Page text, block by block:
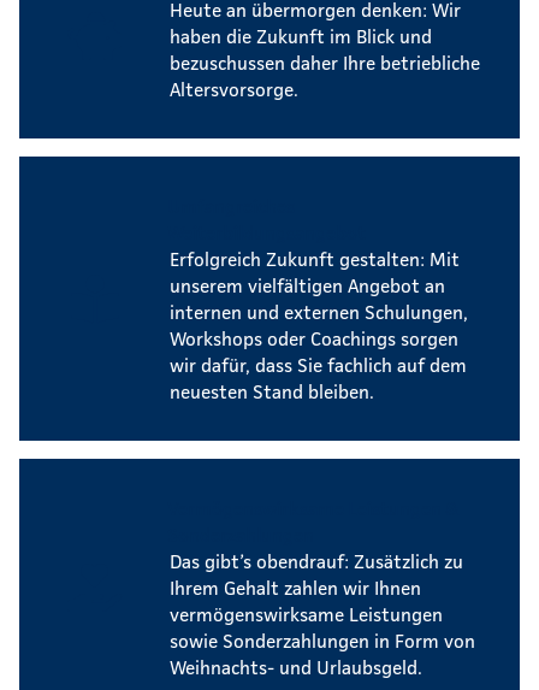
Heute an übermorgen denken: Wir
haben die Zukunft im Blick und
bezuschussen daher Ihre betriebliche
Altersvorsorge.
Erfolgreich Zukunft gestalten: Mit
unserem vielfältigen Angebot an
internen und externen Schulungen,
Workshops oder Coachings sorgen
wir dafür, dass Sie fachlich auf dem
neuesten Stand bleiben.
Das gibt’s obendrauf: Zusätzlich zu
Ihrem Gehalt zahlen wir Ihnen
vermögenswirksame Leistungen
sowie Sonderzahlungen in Form von
Weihnachts- und Urlaubsgeld.